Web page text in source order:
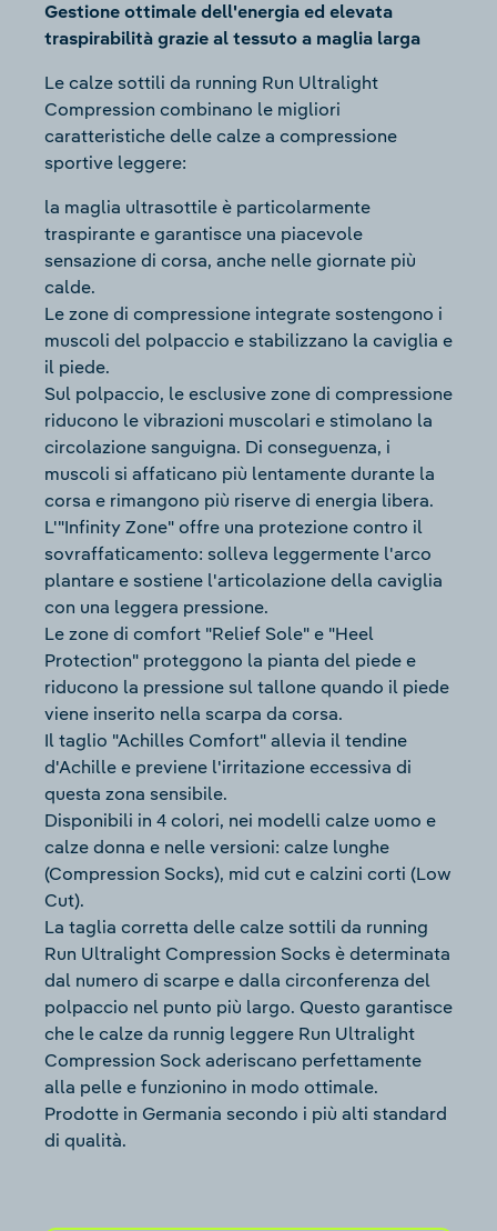
Gestione ottimale dell'energia ed elevata
traspirabilità grazie al tessuto a maglia larga
Le calze sottili da running Run Ultralight
Compression combinano le migliori
caratteristiche delle calze a compressione
sportive leggere:
la maglia ultrasottile è particolarmente
traspirante e garantisce una piacevole
sensazione di corsa, anche nelle giornate più
calde.
Le zone di compressione integrate sostengono i
muscoli del polpaccio e stabilizzano la caviglia e
il piede.
Sul polpaccio, le esclusive zone di compressione
riducono le vibrazioni muscolari e stimolano la
circolazione sanguigna. Di conseguenza, i
muscoli si affaticano più lentamente durante la
corsa e rimangono più riserve di energia libera.
L'"Infinity Zone" offre una protezione contro il
sovraffaticamento: solleva leggermente l'arco
plantare e sostiene l'articolazione della caviglia
con una leggera pressione.
Le zone di comfort "Relief Sole" e "Heel
Protection" proteggono la pianta del piede e
riducono la pressione sul tallone quando il piede
viene inserito nella scarpa da corsa.
Il taglio "Achilles Comfort" allevia il tendine
d'Achille e previene l'irritazione eccessiva di
questa zona sensibile.
Disponibili in 4 colori, nei modelli calze uomo e
calze donna e nelle versioni: calze lunghe
(Compression Socks), mid cut e calzini corti (Low
Cut).
La taglia corretta delle calze sottili da running
Run Ultralight Compression Socks è determinata
dal numero di scarpe e dalla circonferenza del
polpaccio nel punto più largo. Questo garantisce
che le calze da runnig leggere Run Ultralight
Compression Sock aderiscano perfettamente
alla pelle e funzionino in modo ottimale.
Prodotte in Germania secondo i più alti standard
di qualità.